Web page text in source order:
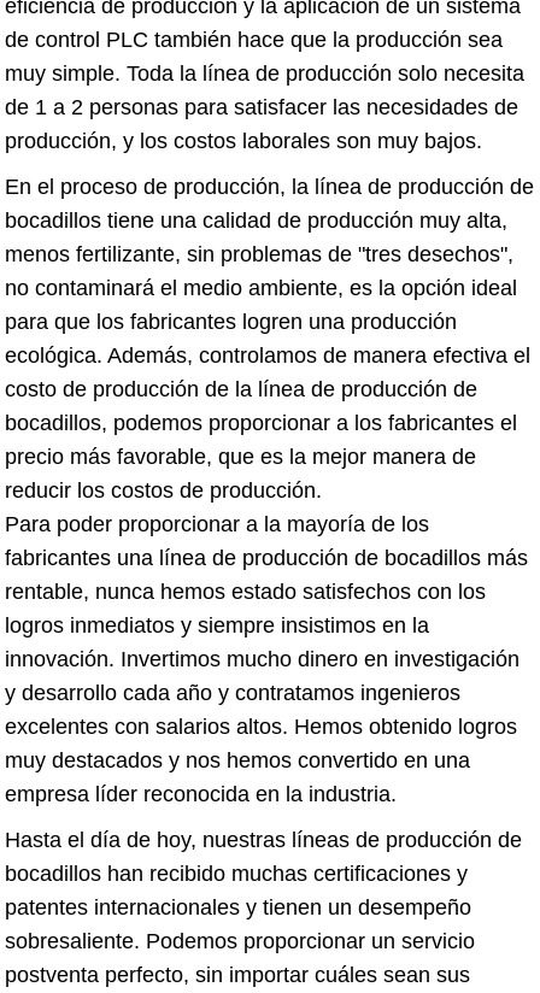
eficiencia de producción y la aplicación de un sistema
de control PLC también hace que la producción sea
muy simple. Toda la línea de producción solo necesita
de 1 a 2 personas para satisfacer las necesidades de
producción, y los costos laborales son muy bajos.
En el proceso de producción, la línea de producción de
bocadillos tiene una calidad de producción muy alta,
menos fertilizante, sin problemas de "tres desechos",
no contaminará el medio ambiente, es la opción ideal
para que los fabricantes logren una producción
ecológica. Además, controlamos de manera efectiva el
costo de producción de la línea de producción de
bocadillos, podemos proporcionar a los fabricantes el
precio más favorable, que es la mejor manera de
reducir los costos de producción.
Para poder proporcionar a la mayoría de los
fabricantes una línea de producción de bocadillos más
rentable, nunca hemos estado satisfechos con los
logros inmediatos y siempre insistimos en la
innovación. Invertimos mucho dinero en investigación
y desarrollo cada año y contratamos ingenieros
excelentes con salarios altos. Hemos obtenido logros
muy destacados y nos hemos convertido en una
empresa líder reconocida en la industria.
Hasta el día de hoy, nuestras líneas de producción de
bocadillos han recibido muchas certificaciones y
patentes internacionales y tienen un desempeño
sobresaliente. Podemos proporcionar un servicio
postventa perfecto, sin importar cuáles sean sus